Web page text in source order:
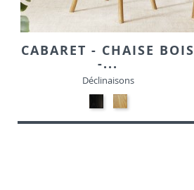
CABARET - CHAISE BOIS
-...
Déclinaisons
Bois
noir
Bois
naturel